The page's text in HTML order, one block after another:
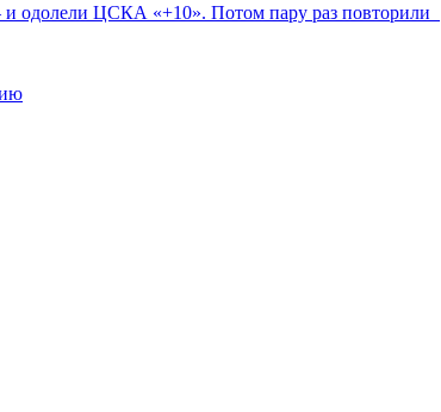
одолели ЦСКА «+10». Потом пару раз повторили